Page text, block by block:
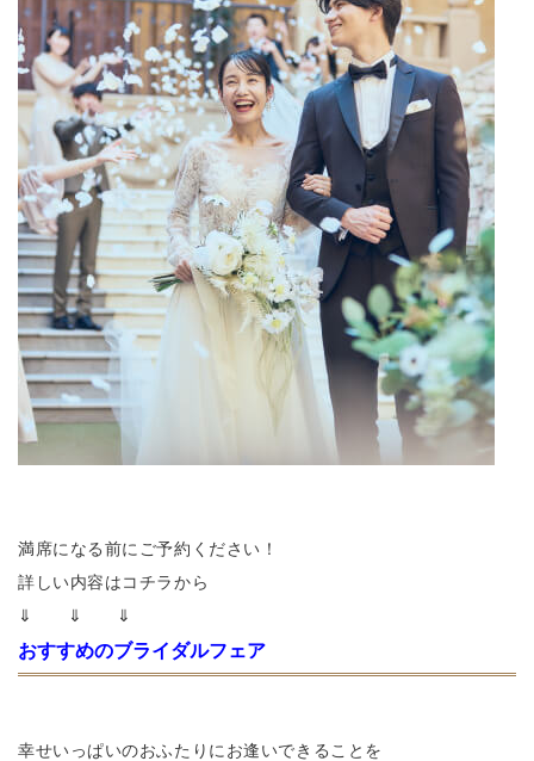
満席になる前にご予約ください！
詳しい内容はコチラから
⇓ ⇓ ⇓
おすすめのブライダルフェア
幸せいっぱいのおふたりにお逢いできることを